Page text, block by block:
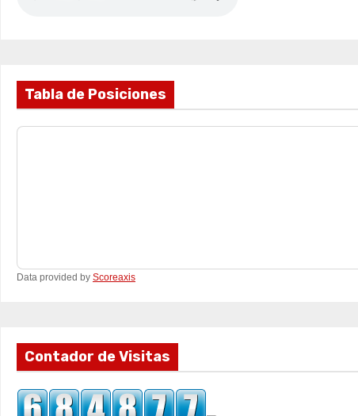
Tabla de Posiciones
Data provided by Scoreaxis
Contador de Visitas